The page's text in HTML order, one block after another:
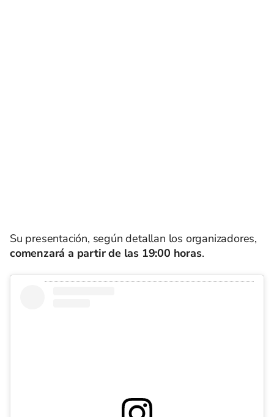
Su presentación, según detallan los organizadores,
comenzará a partir de las 19:00 horas.